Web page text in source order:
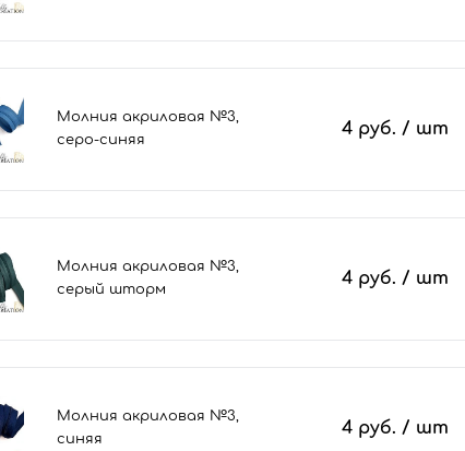
Молния акриловая №3,
серо-синяя
4 руб. / шт
Молния акриловая №3,
серый шторм
4 руб. / шт
Молния акриловая №3,
синяя
4 руб. / шт